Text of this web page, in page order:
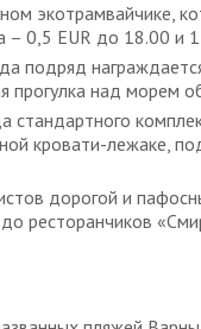
экотрамвайчике,
– 0,5 EUR до 18.00 и
подряд
прогулка над морем
стандартного
кровати-лежаке,
дорогой и
ресторанчиков